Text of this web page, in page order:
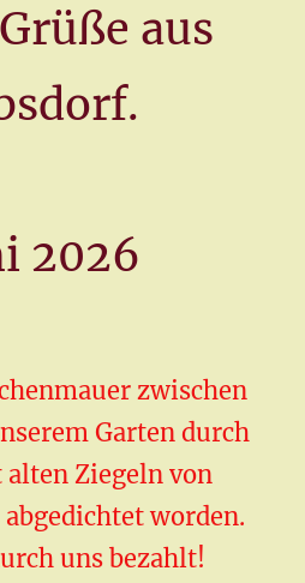
aus
2026
zwischen
Garten durch
alten Ziegeln von
worden.
uns bezahlt!